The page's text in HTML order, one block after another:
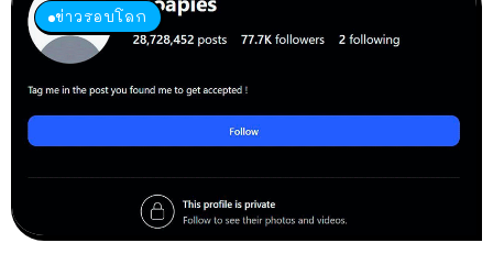
ข่าวรอบโลก